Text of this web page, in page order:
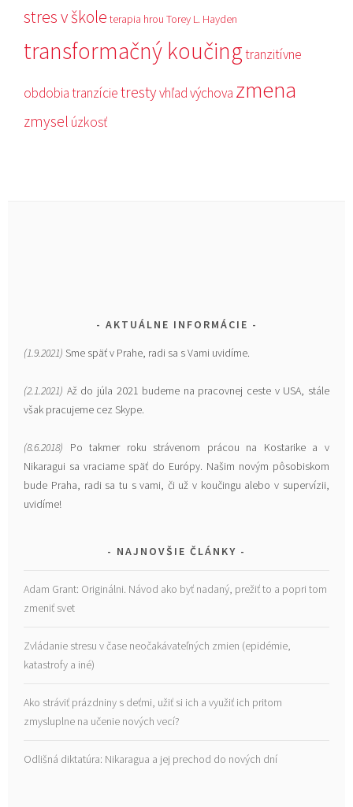
stres v škole terapia hrou Torey L. Hayden
transformačný koučingtranzitívne
obdobiatranzícietrestyvhľadvýchova zmena
zmysel úzkosť
AKTUÁLNE INFORMÁCIE
(1.9.2021) Sme späť v Prahe, radi sa s Vami uvidíme.
(2.1.2021) Až do júla 2021 budeme na pracovnej ceste v USA, stále
však pracujeme cez Skype.
(8.6.2018) Po takmer roku strávenom prácou na Kostarike a v
Nikaragui sa vraciame späť do Európy. Našim novým pôsobiskom
bude Praha, radi sa tu s vami, či už v koučingu alebo v supervízii,
uvidíme!
NAJNOVŠIE ČLÁNKY
Adam Grant: Originálni. Návod ako byť nadaný, prežiť to a popri tom
zmeniť svet
Zvládanie stresu v čase neočakávateľných zmien (epidémie,
katastrofy a iné)
Ako stráviť prázdniny s deťmi, užiť si ich a využiť ich pritom
zmysluplne na učenie nových vecí?
Odlišná diktatúra: Nikaragua a jej prechod do nových dní